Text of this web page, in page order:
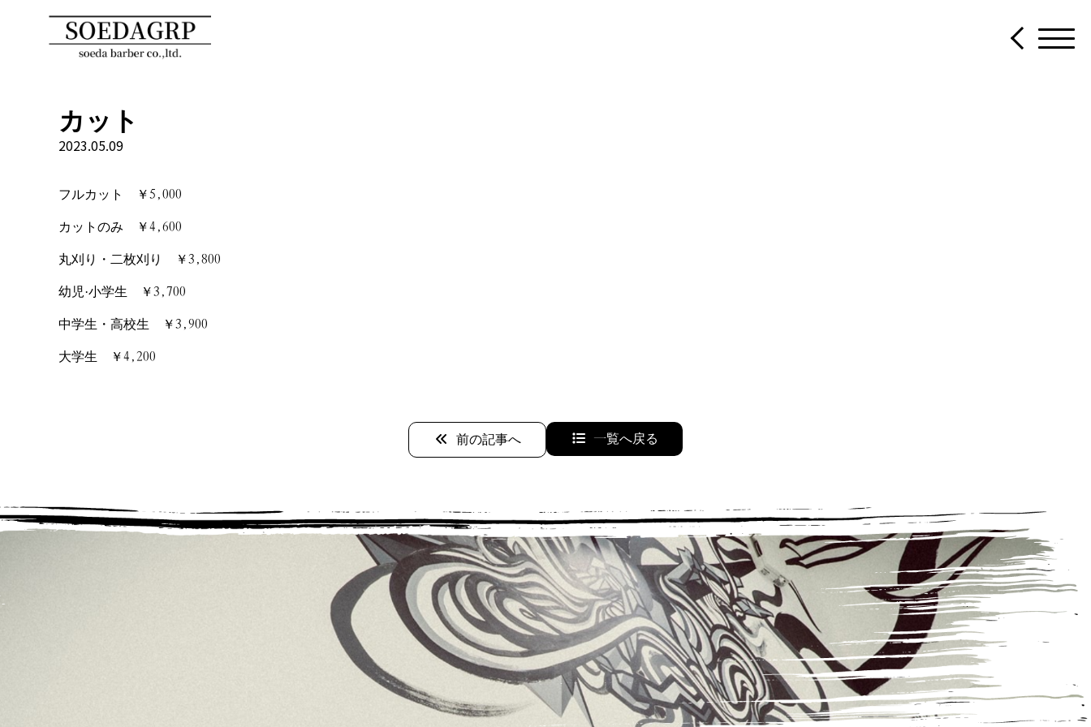
カット
2023.05.09
フルカット ￥5,000
カットのみ ￥4,600
丸刈り・二枚刈り ￥3,800
幼児·小学生 ￥3,700
中学生・高校生 ￥3,900
大学生 ￥4,200
前の記事へ 一覧へ戻る